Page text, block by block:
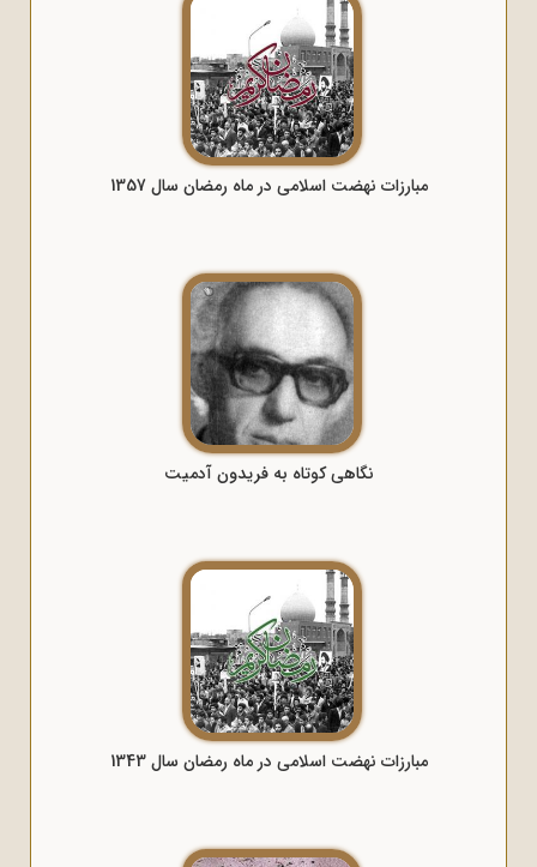
مبارزات نهضت اسلامی در ماه رمضان سال 1357
نگاهی کوتاه به فریدون آدمیت
مبارزات نهضت اسلامی در ماه رمضان سال 1343